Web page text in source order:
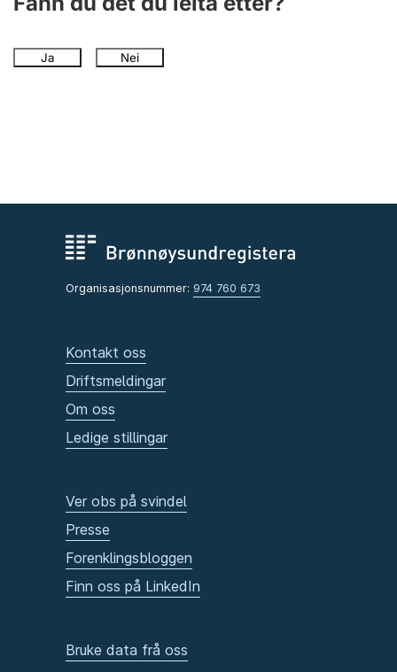
Ja Nei
Organisasjonsnummer: 974 760 673
Kontakt oss
Driftsmeldingar
Om oss
Ledige stillingar
Ver obs på svindel
Presse
Forenklingsbloggen
Finn oss på LinkedIn
Bruke data frå oss